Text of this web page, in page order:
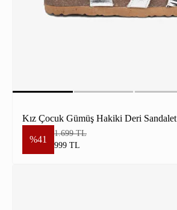
Kız Çocuk Gümüş Hakiki Deri Sandalet
%41
1.699 TL
999 TL